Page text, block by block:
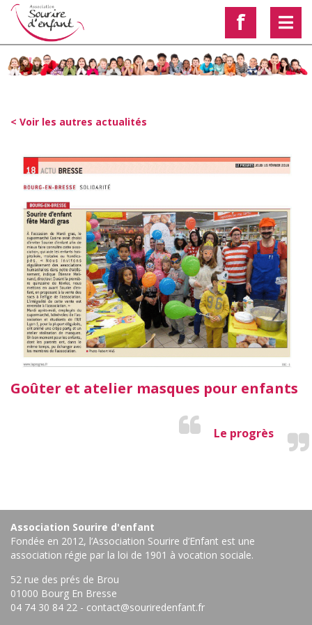
f
< Voir les autres actualités
Goûter et atelier masques pour enfants
Le progrès
Association Sourire d'enfant
Fondée en 2012, l’Association Sourire d’Enfant est une
association régie par la loi de 1901 à vocation sociale.
52 rue des prés de Brou
01000 Bourg En Bresse ‎
04 74 30 84 22 - contact@souriredenfant.fr